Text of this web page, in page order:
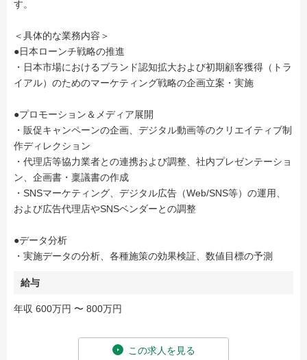
す。
＜具体的な業務内容＞
●日本ローンチ戦略の推進
・日本市場におけるブランド認知拡大および初期顧客獲得（トラ
イアル）のためのマーケティング戦略の企画立案・実施
●プロモーション＆メディア展開
・販促キャンペーンの企画、デジタル動画等のクリエイティブ制
作ディレクション
・代理店等協力業者との連携および調整、社内プレゼンテーショ
ン、企画書・稟議書の作成
・SNSマーケティング、デジタル広告（Web/SNS等）の運用、
および広告代理店やSNSベンダーとの調整
●データ分析
・実施データの分析、各種施策の効果検証、数値目標の予測
給与
年収 600万円 〜 800万円
この求人を見る